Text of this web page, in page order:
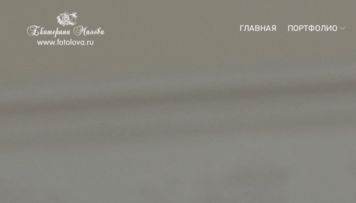
ГЛАВНАЯ ПОРТФОЛИО